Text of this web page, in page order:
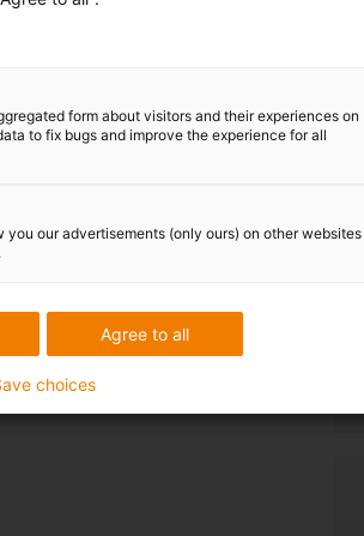
form about visitors and their experiences on
to fix bugs and improve the experience for all
you our advertisements (only ours) on other websites
Agree to all
choices